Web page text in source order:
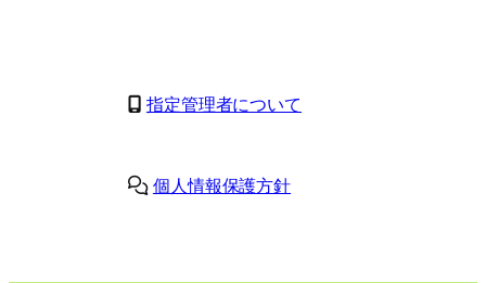
指定管理者について
個人情報保護方針